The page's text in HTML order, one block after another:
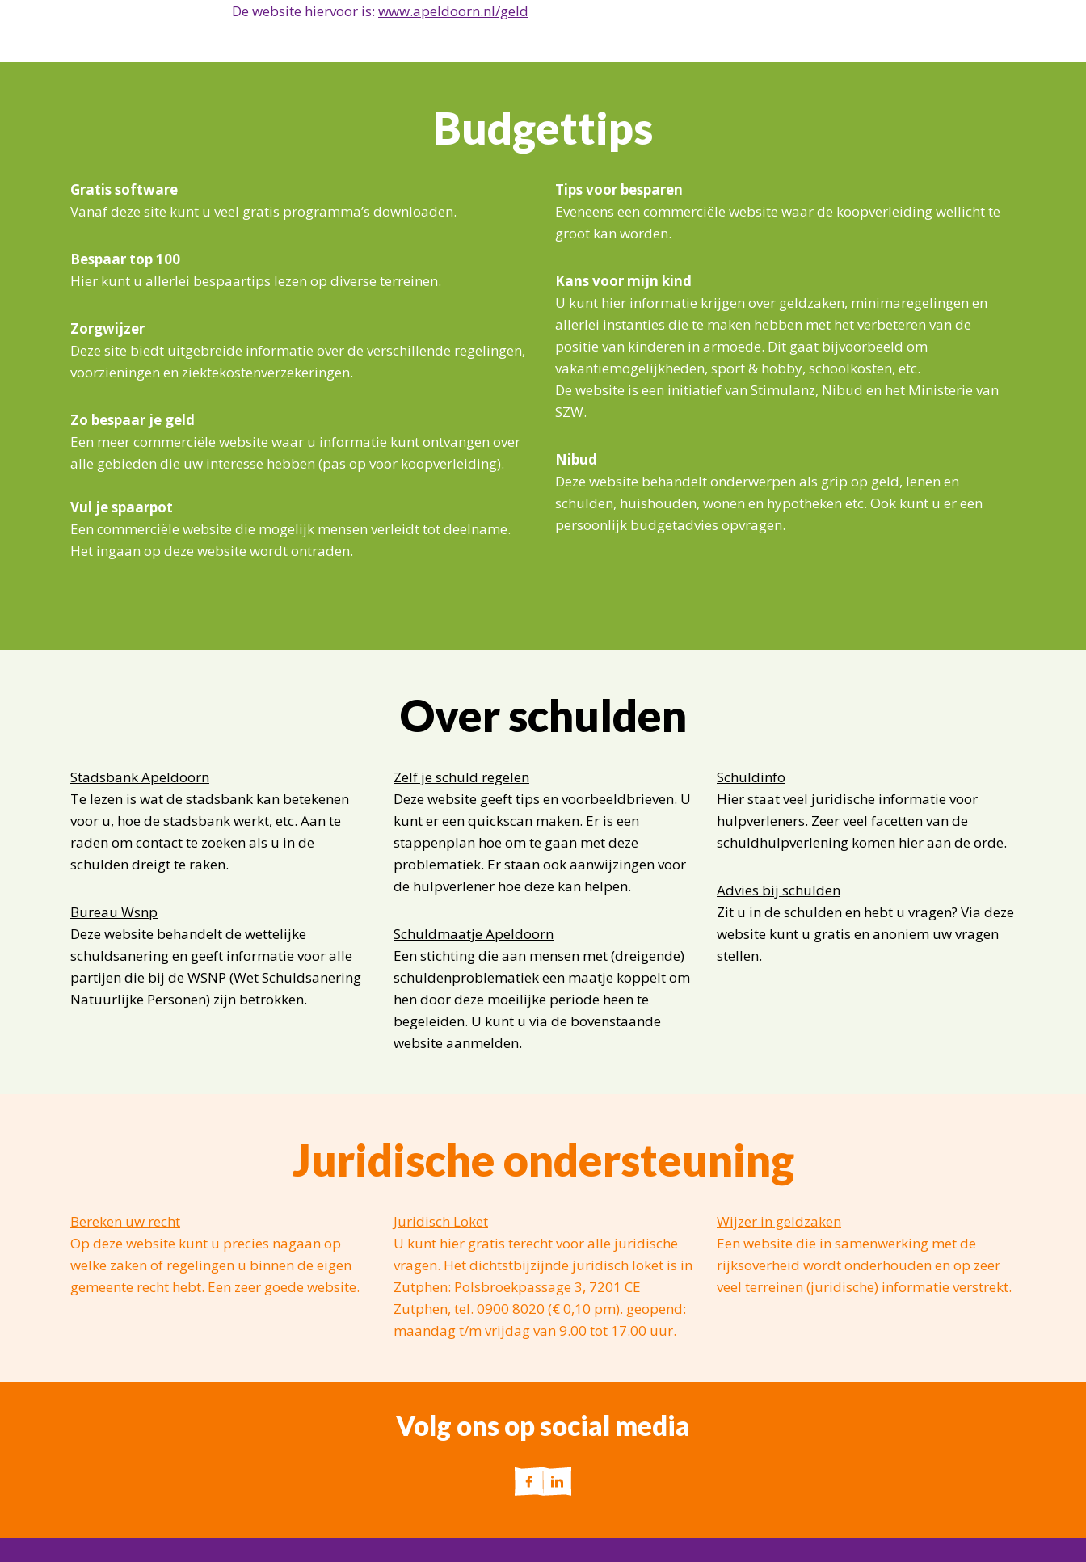
De website hiervoor is: www.apeldoorn.nl/geld
Budgettips
Gratis software
Vanaf deze site kunt u veel gratis programma’s downloaden.
Bespaar top 100
Hier kunt u allerlei bespaartips lezen op diverse terreinen.
Zorgwijzer
Deze site biedt uitgebreide informatie over de verschillende regelingen,
voorzieningen en ziektekostenverzekeringen.
Zo bespaar je geld
Een meer commerciële website waar u informatie kunt ontvangen over
alle gebieden die uw interesse hebben (pas op voor koopverleiding).
Vul je spaarpot
Een commerciële website die mogelijk mensen verleidt tot deelname.
Het ingaan op deze website wordt ontraden.
Tips voor besparen
Eveneens een commerciële website waar de koopverleiding wellicht te
groot kan worden.
Kans voor mijn kind
U kunt hier informatie krijgen over geldzaken, minimaregelingen en
allerlei instanties die te maken hebben met het verbeteren van de
positie van kinderen in armoede. Dit gaat bijvoorbeeld om
vakantiemogelijkheden, sport & hobby, schoolkosten, etc.
De website is een initiatief van Stimulanz, Nibud en het Ministerie van
SZW.
Nibud
Deze website behandelt onderwerpen als grip op geld, lenen en
schulden, huishouden, wonen en hypotheken etc. Ook kunt u er een
persoonlijk budgetadvies opvragen.
Over schulden
Stadsbank Apeldoorn
Te lezen is wat de stadsbank kan betekenen
voor u, hoe de stadsbank werkt, etc. Aan te
raden om contact te zoeken als u in de
schulden dreigt te raken.
Bureau Wsnp
Deze website behandelt de wettelijke
schuldsanering en geeft informatie voor alle
partijen die bij de WSNP (Wet Schuldsanering
Natuurlijke Personen) zijn betrokken.
Zelf je schuld regelen
Deze website geeft tips en voorbeeldbrieven. U
kunt er een quickscan maken. Er is een
stappenplan hoe om te gaan met deze
problematiek. Er staan ook aanwijzingen voor
de hulpverlener hoe deze kan helpen.
Schuldmaatje Apeldoorn
Een stichting die aan mensen met (dreigende)
schuldenproblematiek een maatje koppelt om
hen door deze moeilijke periode heen te
begeleiden. U kunt u via de bovenstaande
website aanmelden.
Schuldinfo
Hier staat veel juridische informatie voor
hulpverleners. Zeer veel facetten van de
schuldhulpverlening komen hier aan de orde.
Advies bij schulden
Zit u in de schulden en hebt u vragen? Via deze
website kunt u gratis en anoniem uw vragen
stellen.
Juridische ondersteuning
Bereken uw recht
Op deze website kunt u precies nagaan op
welke zaken of regelingen u binnen de eigen
gemeente recht hebt. Een zeer goede website.
Juridisch Loket
U kunt hier gratis terecht voor alle juridische
vragen. Het dichtstbijzijnde juridisch loket is in
Zutphen: Polsbroekpassage 3, 7201 CE
Zutphen, tel. 0900 8020 (€ 0,10 pm). geopend:
maandag t/m vrijdag van 9.00 tot 17.00 uur.
Wijzer in geldzaken
Een website die in samenwerking met de
rijksoverheid wordt onderhouden en op zeer
veel terreinen (juridische) informatie verstrekt.
Volg ons op social media